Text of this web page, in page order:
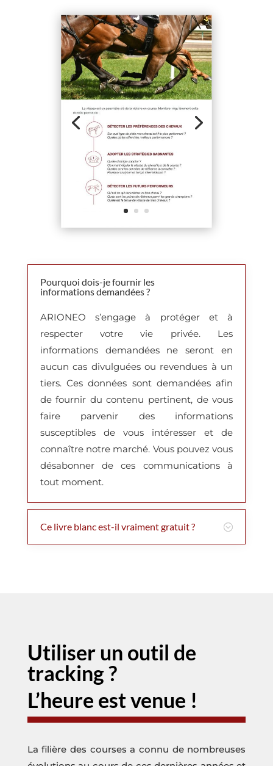
Pourquoi dois-je fournir les
informations demandées ?
ARIONEO s’engage à protéger et à
respecter votre vie privée. Les
informations demandées ne seront en
aucun cas divulguées ou revendues à un
tiers.Ces données sont demandées afin
de fournir du contenu pertinent, de vous
faire parvenir des informations
susceptibles de vous intéresser et de
connaître notre marché. Vous pouvez vous
désabonner de ces communications à
tout moment.
Ce livre blanc est-il vraiment gratuit ?
Utiliser un outil de
tracking ?
L’heure est venue !
La filière des courses a connu de nombreuses